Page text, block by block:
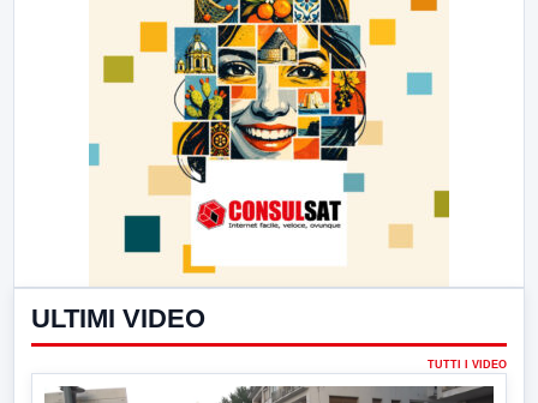
ULTIMI VIDEO
TUTTI I VIDEO